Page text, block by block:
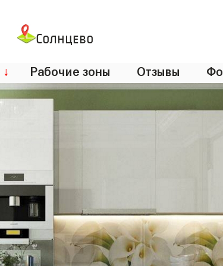
Солнцево
↓ Рабочие зоны Отзывы